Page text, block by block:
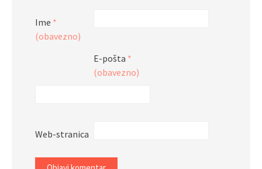
Ime *
(obavezno)
E-pošta *
(obavezno)
Web-stranica